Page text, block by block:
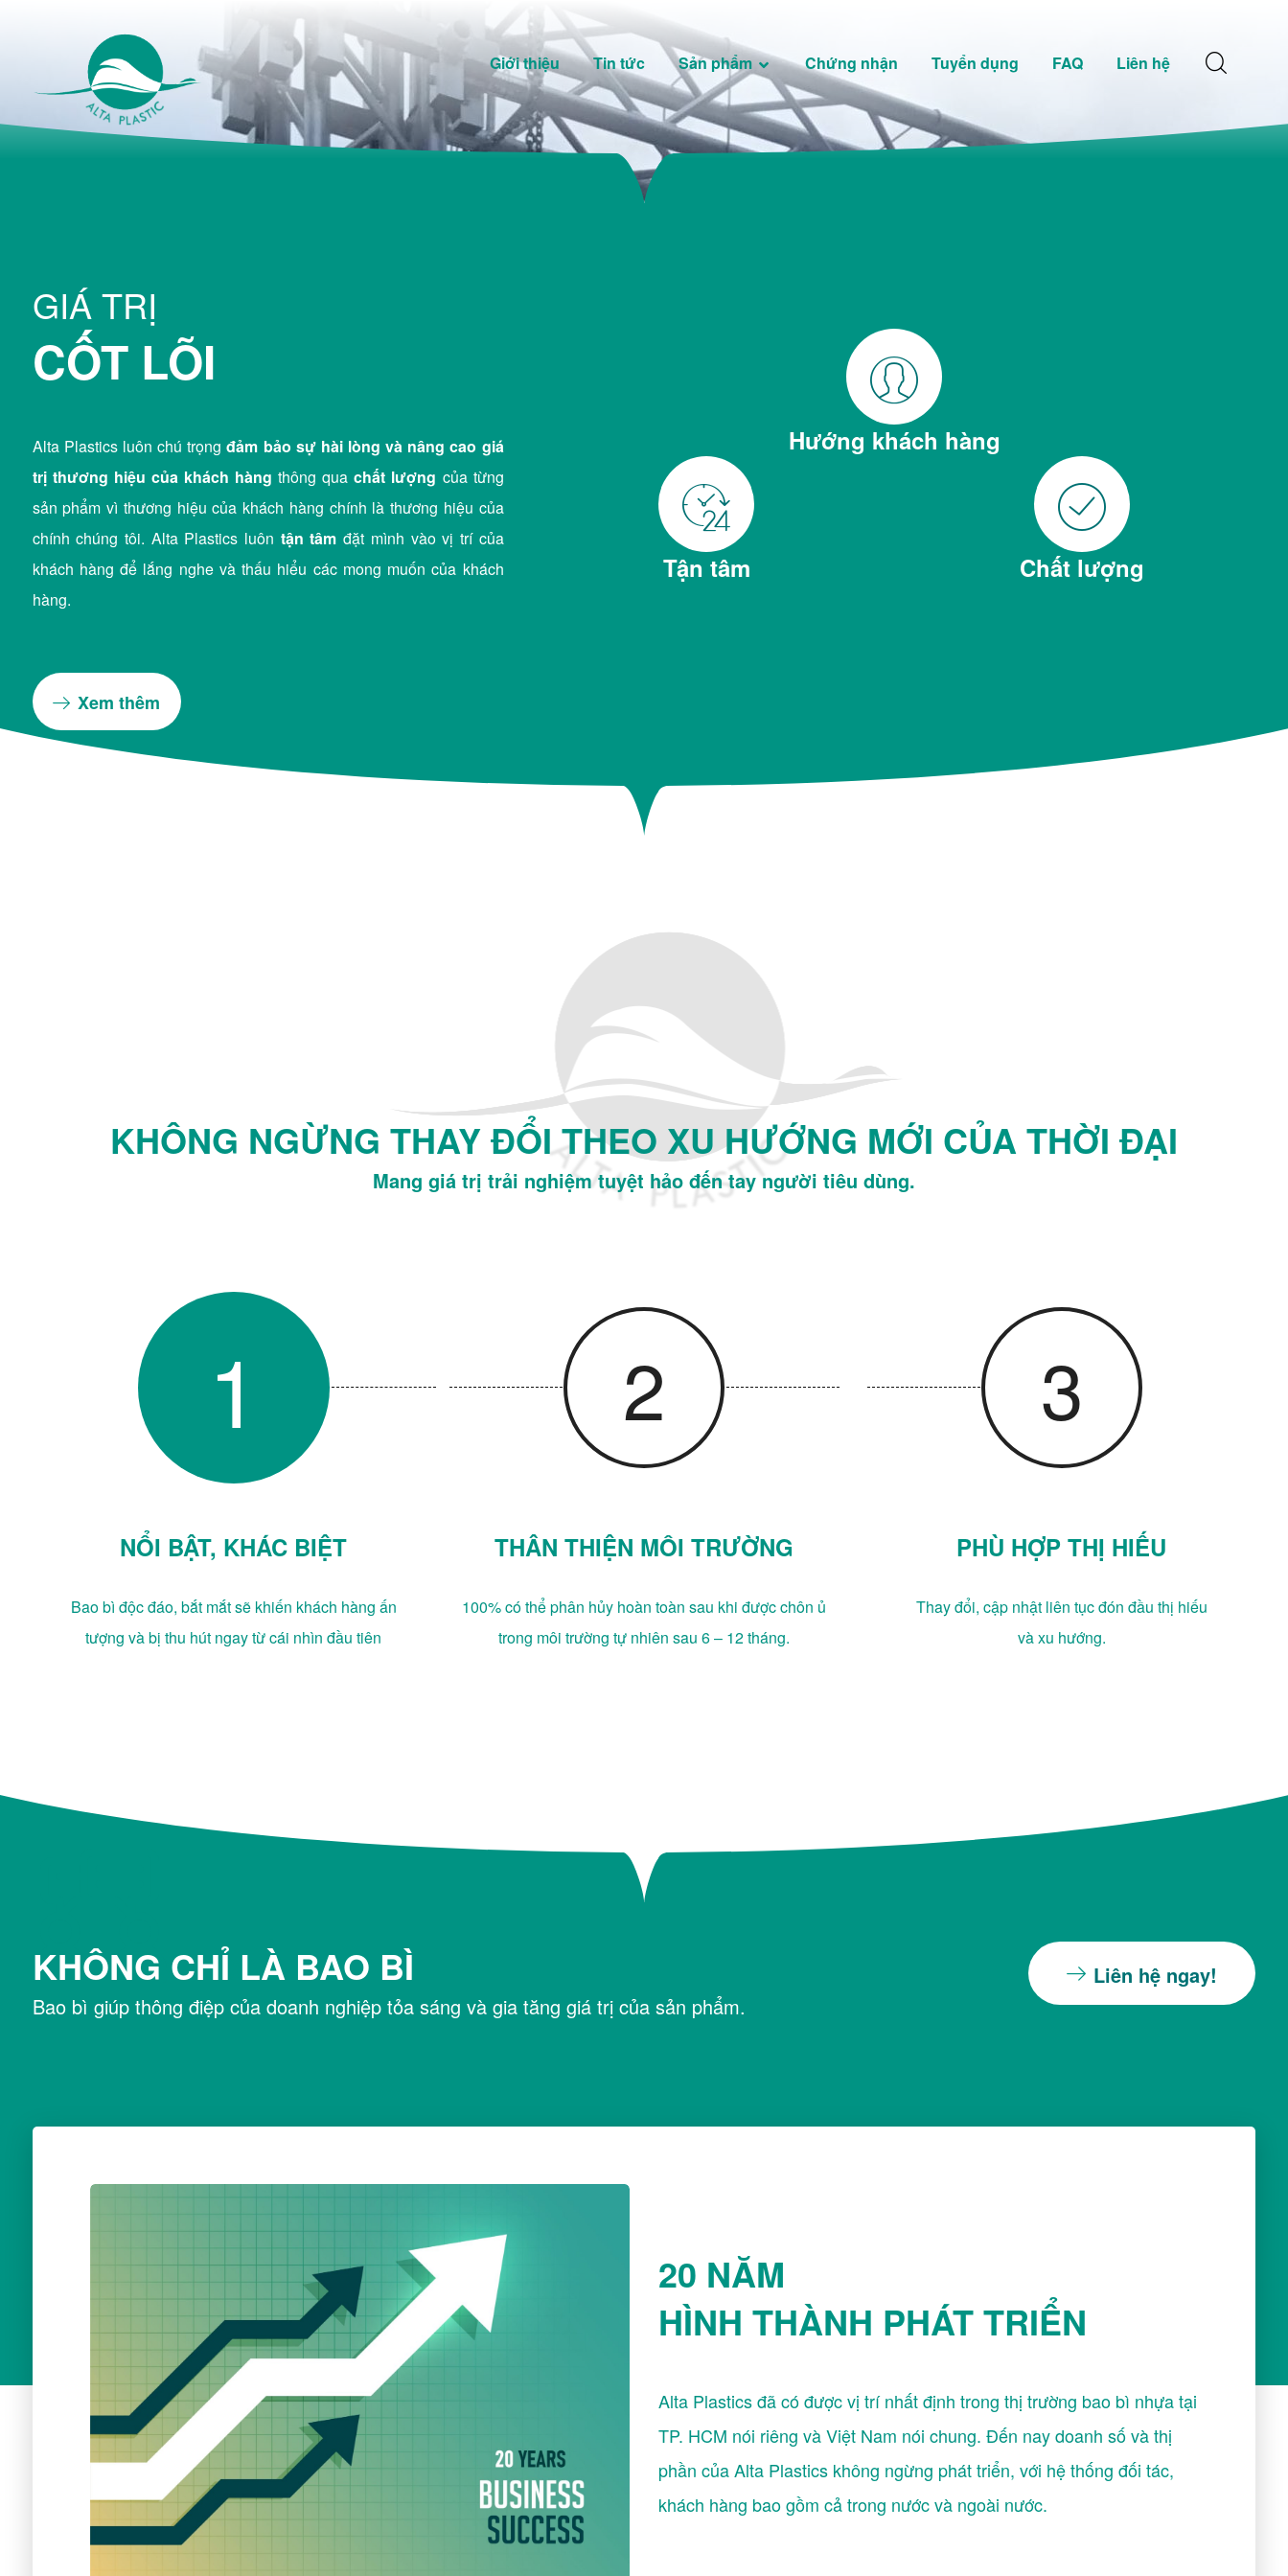
Giới thiệu Tin tức Sản phẩm Chứng nhận Tuyển dụng FAQ Liên hệ
GIÁ TRỊ
CỐT LÕI
Alta Plastics luôn chú trọngđảm bảo sự hài lòng và nâng cao giá
trị thương hiệu của khách hàng thông quachất lượng của từng
sản phẩm vì thương hiệu của khách hàng chính là thương hiệu của
chính chúng tôi. Alta Plastics luôn tận tâm đặt mình vào vị trí của
khách hàng để lắng nghe và thấu hiểu các mong muốn của khách
hàng.
Xem thêm
Hướng khách hàng
Tận tâm Chất lượng
KHÔNG NGỪNG THAY ĐỔI THEO XU HƯỚNG MỚI CỦA THỜI ĐẠI
Mang giá trị trải nghiệm tuyệt hảo đến tay người tiêu dùng.
1
NỔI BẬT, KHÁC BIỆT
Bao bì độc đáo, bắt mắt sẽ khiến khách hàng ấn
tượng và bị thu hút ngay từ cái nhìn đầu tiên
2
THÂN THIỆN MÔI TRƯỜNG
100% có thể phân hủy hoàn toàn sau khi được chôn ủ
trong môi trường tự nhiên sau 6 – 12 tháng.
3
PHÙ HỢP THỊ HIẾU
Thay đổi, cập nhật liên tục đón đầu thị hiếu
và xu hướng.
KHÔNG CHỈ LÀ BAO BÌ
Bao bì giúp thông điệp của doanh nghiệp tỏa sáng và gia tăng giá trị của sản phẩm.
Liên hệ ngay!
20 NĂM
HÌNH THÀNH PHÁT TRIỂN
Alta Plastics đã có được vị trí nhất định trong thị trường bao bì nhựa tại
TP. HCM nói riêng và Việt Nam nói chung. Đến nay doanh số và thị
phần của Alta Plastics không ngừng phát triển, với hệ thống đối tác,
khách hàng bao gồm cả trong nước và ngoài nước.